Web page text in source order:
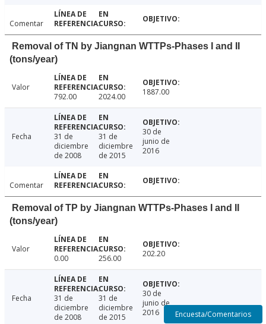
Comentar
Removal of TN by Jiangnan WTTPs-Phases I and II
(tons/year)
Valor
792.00
2024.00 1887.00
Fecha
31 de
diciembre
de 2008
31 de
diciembre
de 2015
30 de
junio de
2016
Comentar
Removal of TP by Jiangnan WTTPs-Phases I and II
(tons/year)
Valor
0.00
256.00 202.20
Fecha
31 de
diciembre
de 2008
31 de
diciembre
de 2015
30 de
junio de
2016
Encuesta/Comentarios